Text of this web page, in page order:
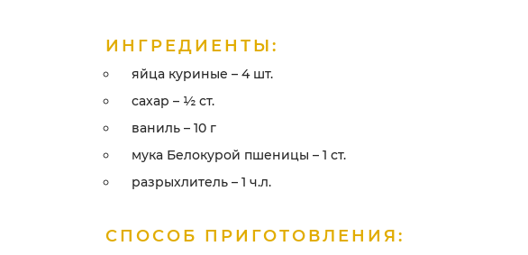
ИНГРЕДИЕНТЫ:
яйца куриные – 4 шт.
сахар – ½ ст.
ваниль – 10 г
мука Белокурой пшеницы – 1 ст.
разрыхлитель – 1 ч.л.
СПОСОБ ПРИГОТОВЛЕНИЯ: